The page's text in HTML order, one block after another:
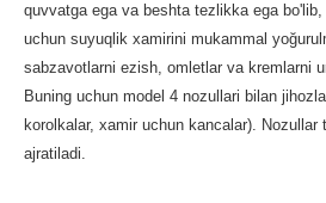
quvvatga ega va beshta tezlikka ega
uchun suyuqlik xamirini mukammal
sabzavotlarni ezish, omletlar va kremlarni
Buning uchun model 4 nozullari bilan
korolkalar, xamir uchun kancalar). Nozullar
ajratiladi.